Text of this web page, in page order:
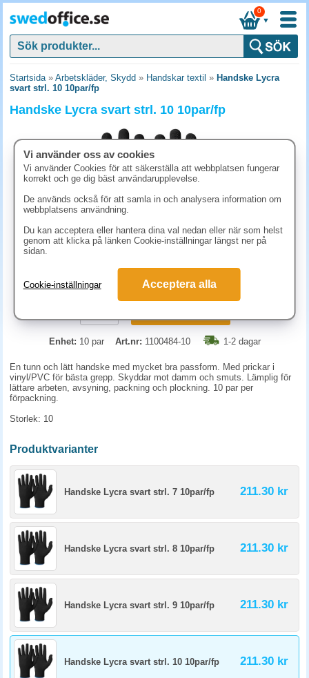
▼
0
Startsida» Arbetskläder, Skydd » Handskar textil » Handske Lycra
svart strl. 10 10par/fp
Handske Lycra svart strl. 10 10par/fp
211.30 kr (inkl. moms)
Enhet: 10 par Art.nr: 1100484-10 1-2 dagar
En tunn och lätt handske med mycket bra passform. Med prickar i
vinyl/PVC för bästa grepp. Skyddar mot damm och smuts. Lämplig för
lättare arbeten, avsyning, packning och plockning. 10 par per
förpackning.
Storlek: 10
Produktvarianter
Handske Lycra svart strl. 7 10par/fp 211.30 kr
Handske Lycra svart strl. 8 10par/fp 211.30 kr
Handske Lycra svart strl. 9 10par/fp 211.30 kr
Handske Lycra svart strl. 10 10par/fp 211.30 kr
Vi använder oss av cookies
Vi använder Cookies för att säkerställa att webbplatsen fungerar
korrekt och ge dig bäst användarupplevelse.
De används också för att samla in och analysera information om
webbplatsens användning.
Du kan acceptera eller hantera dina val nedan eller när som helst
genom att klicka på länken Cookie-inställningar längst ner på
sidan.
Cookie-inställningar Acceptera alla